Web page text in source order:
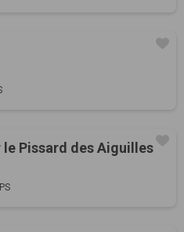
le Pissard des Aiguilles